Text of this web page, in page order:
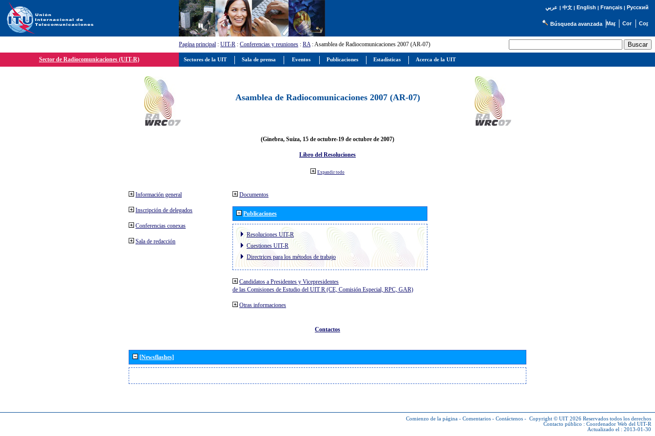
عربي | 中文| English | Français| Русский
Búsqueda avanzada
Pagína principal : UIT-R : Conferencias y reuniones : RA: Asamblea de Radiocomunicaciones 2007 (AR-07)
Sector de Radiocomunicaciones (UIT-R)
Asamblea de Radiocomunicaciones 2007 (AR-07)
(Ginebra, Suiza, 15 de octubre-19 de octubre de 2007)
Libro del Resoluciones
Expandir todo
Información general
Inscripción de delegados
Conferencias conexas
Sala de redacción
Documentos
Publicaciones
Resoluciones UIT-R
Cuestiones UIT-R
Directrices para los métodos de trabajo
Candidatos a Presidentes y Vicepresidentes
de las Comisiones de Estudio del UIT R (CE, Comisión Especial, RPC, GAR)
Otras informaciones
Contactos
[Newsflashes]
Comienzo de la página - Comentarios - Contáctenos - Copyright © UIT 2026 Reservados todos los derechos
Contacto público : Coordenador Web del UIT-R
Actualizado el : 2013-01-30
Sectores de la UIT Sala de prensa Eventos Publicaciones Estadísticas Acerca de la UIT